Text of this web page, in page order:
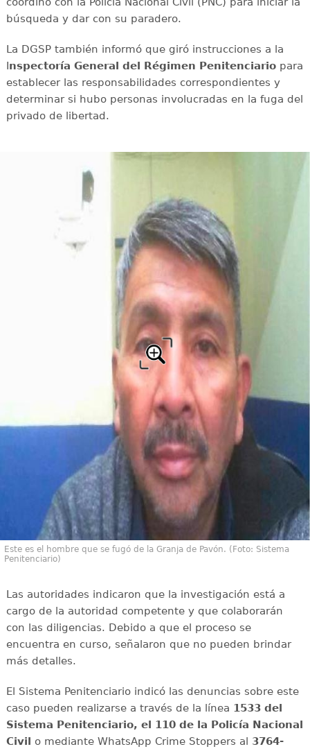
búsqueda y dar con su paradero.
La DGSP también informó que giró instrucciones a la
nspectoría General del Régimen Penitenciariopara
establecer las responsabilidades correspondientes y
determinar si hubo personas involucradas en la fuga del
privado de libertad.
Este es el hombre que se fugó de la Granja de Pavón. (Foto: Sistema
Penitenciario)
Las autoridades indicaron que la investigación está a
cargo de la autoridad competente y que colaborarán
con las diligencias. Debido a que el proceso se
encuentra en curso, señalaron que no pueden brindar
más detalles.
El Sistema Penitenciario indicó las denuncias sobre este
caso pueden realizarse a través de la línea 1533 del
Sistema Penitenciario, el 110 de la Policía Nacional
Civil
o mediante WhatsApp Crime Stoppers al 3764-